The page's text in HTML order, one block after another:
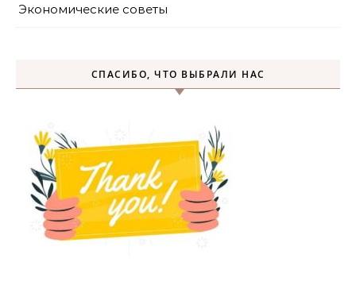
Экономические советы
СПАСИБО, ЧТО ВЫБРАЛИ НАС